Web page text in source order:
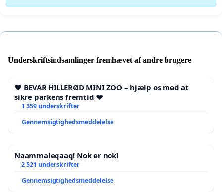
Underskriftsindsamlinger fremhævet af andre brugere
❤️ BEVAR HILLERØD MINI ZOO – hjælp os med at
sikre parkens fremtid ❤️
1 359 underskrifter
Gennemsigtighedsmeddelelse
Naammaleqaaq! Nok er nok!
2 521 underskrifter
Gennemsigtighedsmeddelelse